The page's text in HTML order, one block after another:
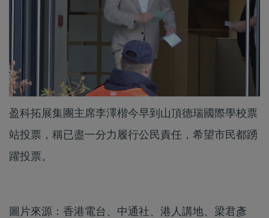
盈科拓展集團主席李澤楷今早到山頂德瑞國際學校票
站投票，稱已盡一分力履行公民責任，希望市民都踴
躍投票。
圖片來源：香港電台、中通社、港人講地、梁君彥